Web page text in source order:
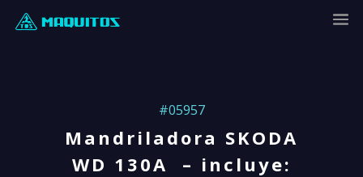
#05957
Mandriladora SKODA
WD 130A – incluye: